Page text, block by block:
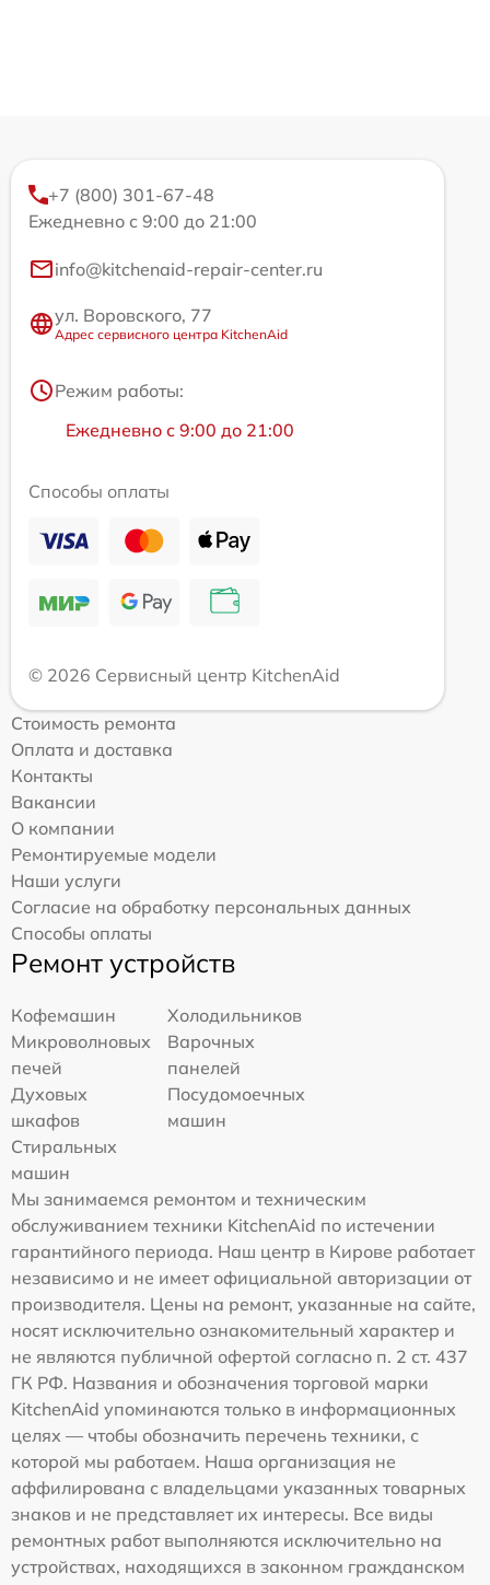
+7 (800) 301-67-48
Ежедневно с 9:00 до 21:00
info@kitchenaid-repair-center.ru
ул. Воровского, 77
Адрес сервисного центра KitchenAid
Режим работы:
Ежедневно с 9:00 до 21:00
Способы оплаты
© 2026 Сервисный центр KitchenAid
Стоимость ремонта
Оплата и доставка
Контакты
Вакансии
О компании
Ремонтируемые модели
Наши услуги
Согласие на обработку персональных данных
Способы оплаты
Ремонт устройств
Кофемашин
Холодильников
Микроволновых
печей
Варочных
панелей
Духовых
шкафов
Посудомоечных
машин
Стиральных
машин
Мы занимаемся ремонтом и техническим
обслуживанием техники KitchenAid по истечении
гарантийного периода. Наш центр в Кирове работает
независимо и не имеет официальной авторизации от
производителя. Цены на ремонт, указанные на сайте,
носят исключительно ознакомительный характер и
не являются публичной офертой согласно п. 2 ст. 437
ГК РФ. Названия и обозначения торговой марки
KitchenAid упоминаются только в информационных
целях — чтобы обозначить перечень техники, с
которой мы работаем. Наша организация не
аффилирована с владельцами указанных товарных
знаков и не представляет их интересы. Все виды
ремонтных работ выполняются исключительно на
устройствах, находящихся в законном гражданском